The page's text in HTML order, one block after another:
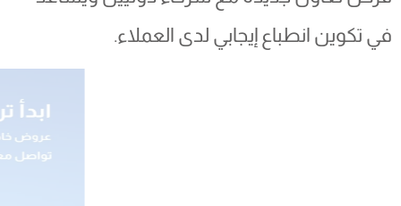
في تكوين انطباع إيجابي لدى العملاء.